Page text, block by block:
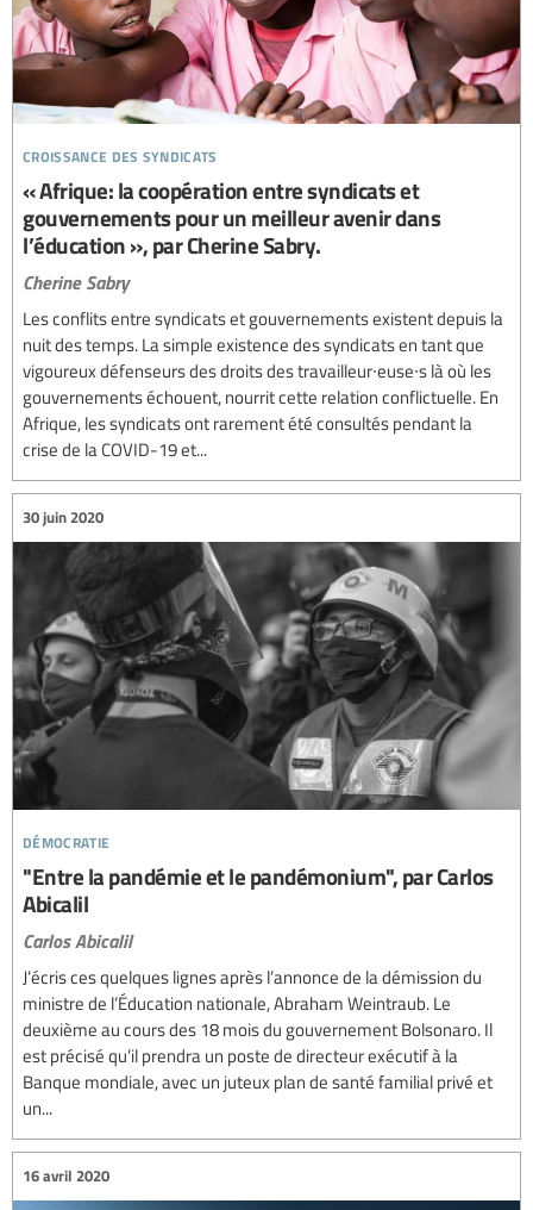
croissance des syndicats
« Afrique: la coopération entre syndicats et
gouvernements pour un meilleur avenir dans
l’éducation », par Cherine Sabry.
Cherine Sabry
Les conflits entre syndicats et gouvernements existent depuis la
nuit des temps. La simple existence des syndicats en tant que
vigoureux défenseurs des droits des travailleur∙euse∙s là où les
gouvernements échouent, nourrit cette relation conflictuelle. En
Afrique, les syndicats ont rarement été consultés pendant la
crise de la COVID-19 et...
démocratie
30 juin 2020
"Entre la pandémie et le pandémonium", par Carlos
Abicalil
Carlos Abicalil
J’écris ces quelques lignes après l’annonce de la démission du
ministre de l’Éducation nationale, Abraham Weintraub. Le
deuxième au cours des 18 mois du gouvernement Bolsonaro. Il
est précisé qu’il prendra un poste de directeur exécutif à la
Banque mondiale, avec un juteux plan de santé familial privé et
un...
16 avril 2020